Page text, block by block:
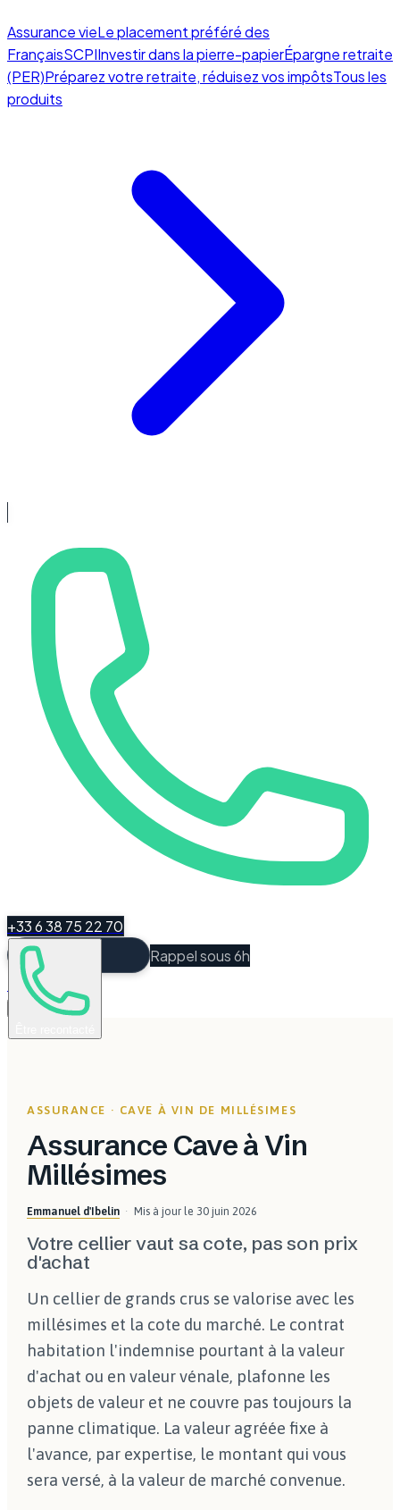
Assurance vieLe placement préféré des
FrançaisSCPIInvestir dans la pierre-papierÉpargne retraite
(PER)Préparez votre retraite, réduisez vos impôtsTous les
produits
+33 6 38 75 22 70
Rappel sous 6h
Espace Client
ASSURANCE · CAVE À VIN DE MILLÉSIMES
Assurance Cave à Vin
Millésimes
Emmanuel d'Ibelin Mis à jour le 30 juin 2026
Votre cellier vaut sa cote, pas son prix
d'achat
Un cellier de grands crus se valorise avec les
millésimes et la cote du marché. Le contrat
habitation l'indemnise pourtant à la valeur
d'achat ou en valeur vénale, plafonne les
objets de valeur et ne couvre pas toujours la
panne climatique. La valeur agréée fixe à
l'avance, par expertise, le montant qui vous
sera versé, à la valeur de marché convenue.